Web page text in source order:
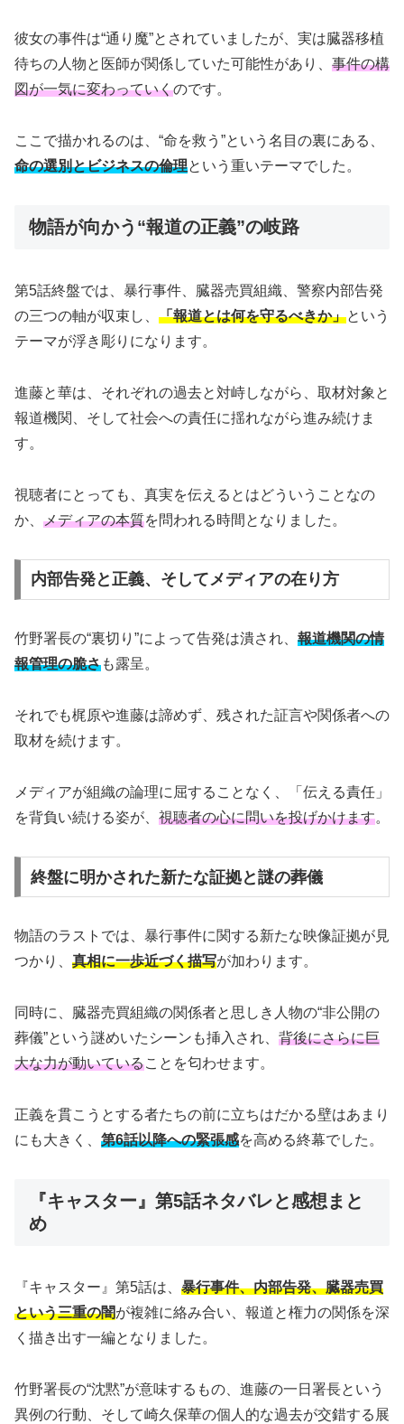
彼女の事件は“通り魔”とされていましたが、実は臓器移植
待ちの人物と医師が関係していた可能性があり、 事件の構
図が一気に変わっていくのです。
ここで描かれるのは、“命を救う”という名目の裏にある、
命の選別とビジネスの倫理という重いテーマでした。
物語が向かう“報道の正義”の岐路
第5話終盤では、暴行事件、臓器売買組織、警察内部告発
の三つの軸が収束し、 「報道とは何を守るべきか」という
テーマが浮き彫りになります。
進藤と華は、それぞれの過去と対峙しながら、取材対象と
報道機関、そして社会への責任に揺れながら進み続けま
す。
視聴者にとっても、真実を伝えるとはどういうことなの
か、 メディアの本質を問われる時間となりました。
内部告発と正義、そしてメディアの在り方
竹野署長の“裏切り”によって告発は潰され、 報道機関の情
報管理の脆さも露呈。
それでも梶原や進藤は諦めず、残された証言や関係者への
取材を続けます。
メディアが組織の論理に屈することなく、「伝える責任」
を背負い続ける姿が、 視聴者の心に問いを投げかけます。
終盤に明かされた新たな証拠と謎の葬儀
物語のラストでは、暴行事件に関する新たな映像証拠が見
つかり、 真相に一歩近づく描写が加わります。
同時に、臓器売買組織の関係者と思しき人物の“非公開の
葬儀”という謎めいたシーンも挿入され、 背後にさらに巨
大な力が動いていることを匂わせます。
正義を貫こうとする者たちの前に立ちはだかる壁はあまり
にも大きく、 第6話以降への緊張感を高める終幕でした。
『キャスター』第5話ネタバレと感想まと
め
『キャスター』第5話は、 暴行事件、内部告発、臓器売買
という三重の闇が複雑に絡み合い、報道と権力の関係を深
く描き出す一編となりました。
竹野署長の“沈黙”が意味するもの、進藤の一日署長という
異例の行動、そして崎久保華の個人的な過去が交錯する展